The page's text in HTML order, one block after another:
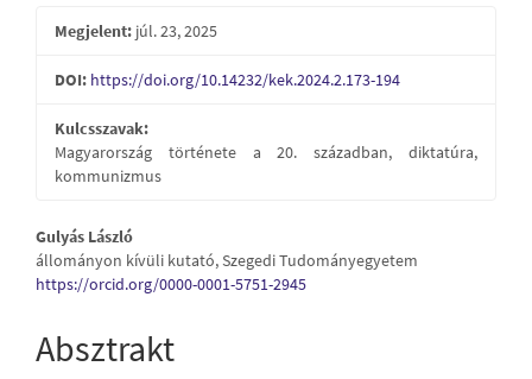
Megjelent: júl. 23, 2025
DOI: https://doi.org/10.14232/kek.2024.2.173-194
Kulcsszavak:
Magyarország története a 20. században, diktatúra,
kommunizmus
Main
Article
Gulyás László
állományon kívüli kutató, Szegedi Tudományegyetem
https://orcid.org/0000-0001-5751-2945
Absztrakt